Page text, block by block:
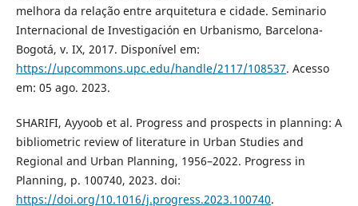
melhora da relação entre arquitetura e cidade. Seminario
Internacional de Investigación en Urbanismo, Barcelona-
Bogotá, v. IX, 2017. Disponível em:
https://upcommons.upc.edu/handle/2117/108537. Acesso
em: 05 ago. 2023.
SHARIFI, Ayyoob et al. Progress and prospects in planning: A
bibliometric review of literature in Urban Studies and
Regional and Urban Planning, 1956–2022. Progress in
Planning, p. 100740, 2023. doi:
https://doi.org/10.1016/j.progress.2023.100740.